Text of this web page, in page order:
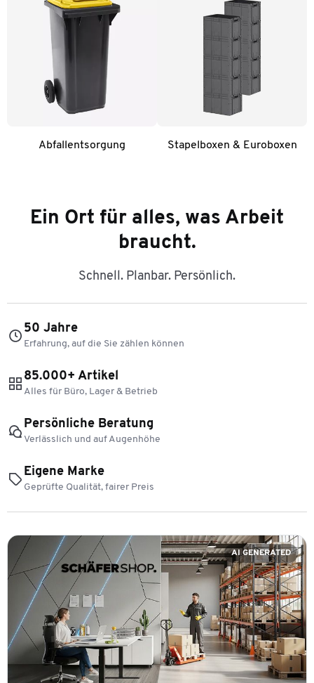
Abfallentsorgung Stapelboxen & Euroboxen
Ein Ort für alles, was Arbeit
braucht.
Schnell. Planbar. Persönlich.
50 Jahre
Erfahrung, auf die Sie zählen können
85.000+ Artikel
Alles für Büro, Lager & Betrieb
Persönliche Beratung
Verlässlich und auf Augenhöhe
Eigene Marke
Geprüfte Qualität, fairer Preis
AI GENERATED